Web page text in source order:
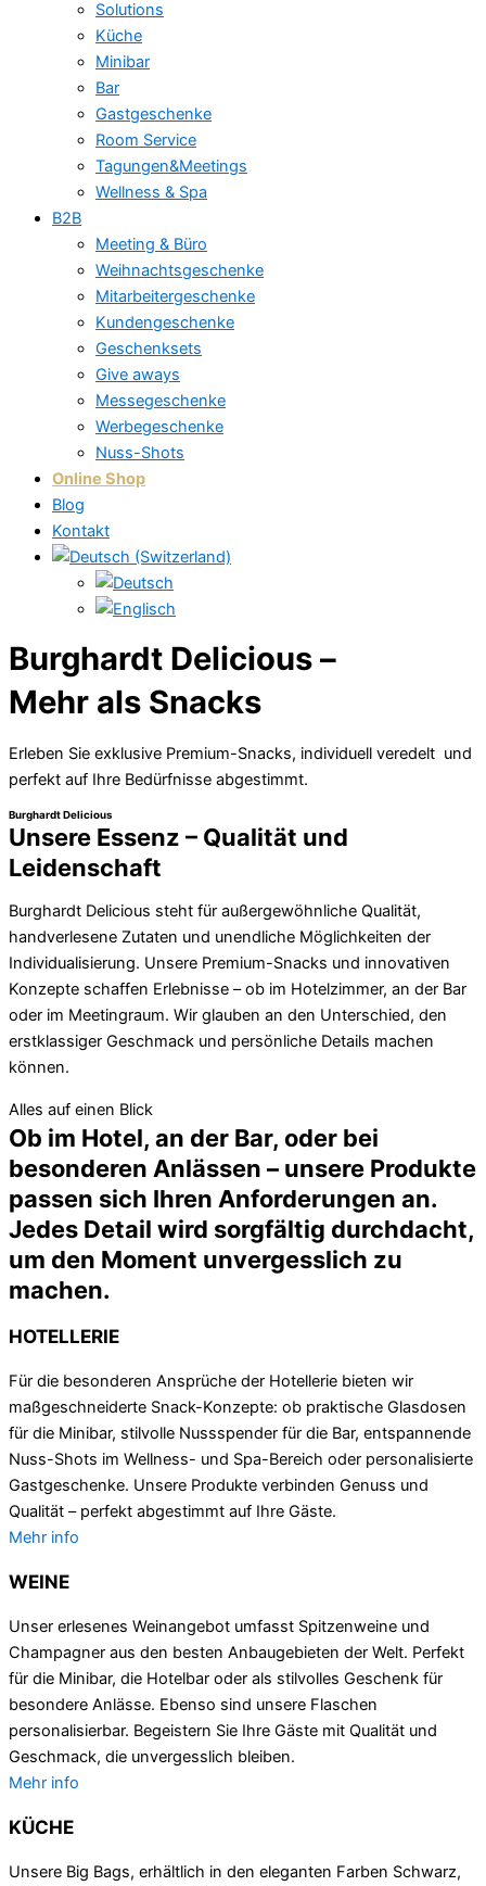
Solutions
Küche
Minibar
Bar
Gastgeschenke
Room Service
Tagungen&Meetings
Wellness & Spa
B2B
Meeting & Büro
Weihnachtsgeschenke
Mitarbeitergeschenke
Kundengeschenke
Geschenksets
Give aways
Messegeschenke
Werbegeschenke
Nuss-Shots
Online Shop
Blog
Kontakt
Burghardt Delicious –
Mehr als Snacks
Erleben Sie exklusive Premium-Snacks, individuell veredelt und
perfekt auf Ihre Bedürfnisse abgestimmt.
Burghardt Delicious
Unsere Essenz – Qualität und
Leidenschaft
Burghardt Delicious steht für außergewöhnliche Qualität,
handverlesene Zutaten und unendliche Möglichkeiten der
Individualisierung. Unsere Premium-Snacks und innovativen
Konzepte schaffen Erlebnisse – ob im Hotelzimmer, an der Bar
oder im Meetingraum. Wir glauben an den Unterschied, den
erstklassiger Geschmack und persönliche Details machen
können.
Alles auf einen Blick
Ob im Hotel, an der Bar, oder bei
besonderen Anlässen – unsere Produkte
passen sich Ihren Anforderungen an.
Jedes Detail wird sorgfältig durchdacht,
um den Moment unvergesslich zu
machen.
HOTELLERIE
Für die besonderen Ansprüche der Hotellerie bieten wir
maßgeschneiderte Snack-Konzepte: ob praktische Glasdosen
für die Minibar, stilvolle Nussspender für die Bar, entspannende
Nuss-Shots im Wellness- und Spa-Bereich oder personalisierte
Gastgeschenke. Unsere Produkte verbinden Genuss und
Qualität – perfekt abgestimmt auf Ihre Gäste.
Mehr info
WEINE
Unser erlesenes Weinangebot umfasst Spitzenweine und
Champagner aus den besten Anbaugebieten der Welt. Perfekt
für die Minibar, die Hotelbar oder als stilvolles Geschenk für
besondere Anlässe. Ebenso sind unsere Flaschen
personalisierbar. Begeistern Sie Ihre Gäste mit Qualität und
Geschmack, die unvergesslich bleiben.
Mehr info
KÜCHE
Unsere Big Bags, erhältlich in den eleganten Farben Schwarz,